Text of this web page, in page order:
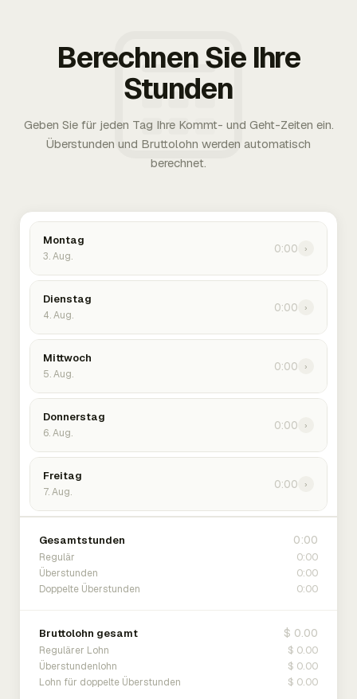
Berechnen Sie Ihre
Stunden
Geben Sie für jeden Tag Ihre Kommt- und Geht-Zeiten ein.
Überstunden und Bruttolohn werden automatisch
berechnet.
Montag
3. Aug.
0:00 ›
Dienstag
4. Aug.
0:00 ›
Mittwoch
5. Aug.
0:00 ›
Donnerstag
6. Aug.
0:00 ›
Freitag
7. Aug.
0:00 ›
Gesamtstunden 0:00
Regulär 0:00
Überstunden 0:00
Doppelte Überstunden 0:00
Bruttolohn gesamt $ 0.00
Regulärer Lohn $ 0.00
Überstundenlohn $ 0.00
Lohn für doppelte Überstunden $ 0.00